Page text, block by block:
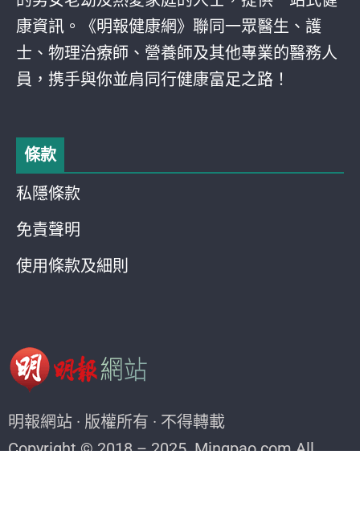
康資訊。《明報健康網》聯同一眾醫生、護
士、物理治療師、營養師及其他專業的醫務人
員，携手與你並肩同行健康富足之路！
條款
私隱條款
免責聲明
使用條款及細則
明報網站 · 版權所有 · 不得轉載
Copyright © 2018 – 2025. Mingpao.com All